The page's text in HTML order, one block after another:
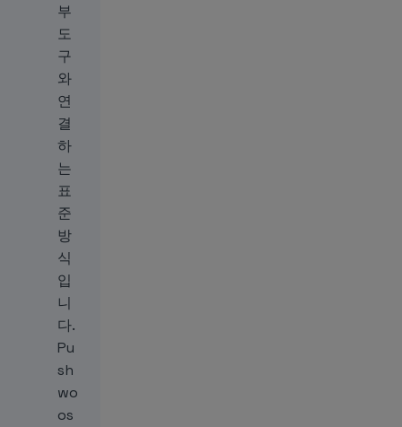
부
도
구
와
연
결
하
는
표
준
방
식
입
니
다.
Pu
sh
wo
os